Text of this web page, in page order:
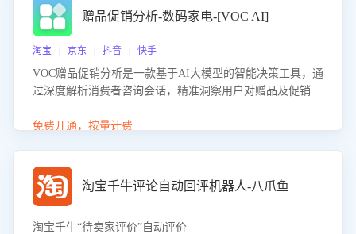
赠品促销分析-数码家电-[VOC AI]
淘宝 | 京东 | 抖音 | 快手
VOC赠品促销分析是一款基于AI大模型的智能决策工具，通
过深度解析消费者咨询会话，精准洞察用户对赠品及促销政
销诉求，帮助企业制定个性化赠品组合策略，优化资源投放
免费开通，按量计费
淘宝千牛评论自动回评机器人-八爪鱼
淘宝千牛“待卖家评价”自动评价